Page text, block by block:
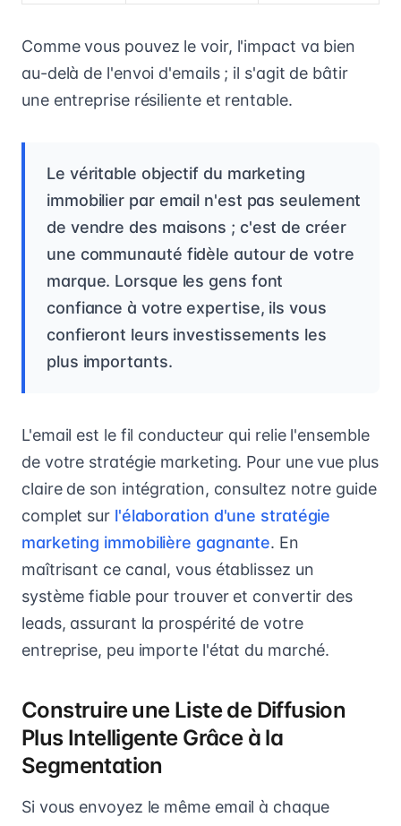
Comme vous pouvez le voir, l'impact va bien
au-delà de l'envoi d'emails ; il s'agit de bâtir
une entreprise résiliente et rentable.
Le véritable objectif du marketing
immobilier par email n'est pas seulement
de vendre des maisons ; c'est de créer
une communauté fidèle autour de votre
marque. Lorsque les gens font
confiance à votre expertise, ils vous
confieront leurs investissements les
plus importants.
L'email est le fil conducteur qui relie l'ensemble
de votre stratégie marketing. Pour une vue plus
claire de son intégration, consultez notre guide
complet sur l'élaboration d'une stratégie
marketing immobilière gagnante. En
maîtrisant ce canal, vous établissez un
système fiable pour trouver et convertir des
leads, assurant la prospérité de votre
entreprise, peu importe l'état du marché.
Construire une Liste de Diffusion
Plus Intelligente Grâce à la
Segmentation
Si vous envoyez le même email à chaque